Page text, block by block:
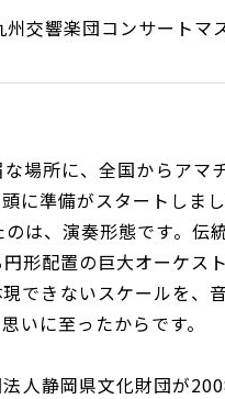
交響楽団コンサートマ
場所に、全国からア
に準備がスタートしまし
は、演奏形態です。
形配置の巨大オーケ
きないスケールを、
いに至ったからです。
人静岡県文化財団が